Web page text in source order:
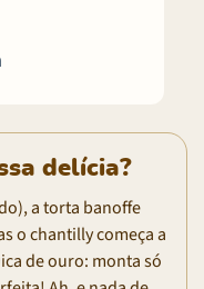
delícia?
a torta banoffe
o chantilly começa a
de ouro: monta só